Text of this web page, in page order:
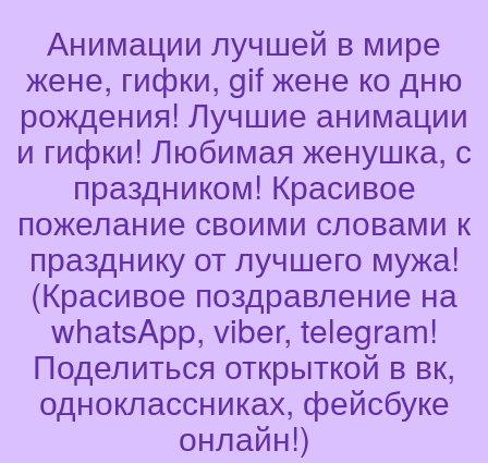
Анимации лучшей в мире
жене, гифки, gif жене ко дню
рождения! Лучшие анимации
и гифки! Любимая женушка, с
праздником! Красивое
пожелание своими словами к
празднику от лучшего мужа!
(Красивое поздравление на
whatsApp, viber, telegram!
Поделиться открыткой в вк,
одноклассниках, фейсбуке
онлайн!)